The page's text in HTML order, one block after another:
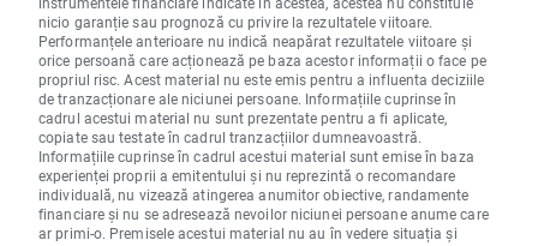
nicio garanție sau prognoză cu privire la rezultatele viitoare.
Performanțele anterioare nu indică neapărat rezultatele viitoare și
orice persoană care acționează pe baza acestor informații o face pe
propriul risc. Acest material nu este emis pentru a influenta deciziile
de tranzacționare ale niciunei persoane. Informațiile cuprinse în
cadrul acestui material nu sunt prezentate pentru a fi aplicate,
copiate sau testate în cadrul tranzacțiilor dumneavoastră.
Informațiile cuprinse în cadrul acestui material sunt emise în baza
experienței proprii a emitentului și nu reprezintă o recomandare
individuală, nu vizează atingerea anumitor obiective, randamente
financiare și nu se adresează nevoilor niciunei persoane anume care
ar primi-o. Premisele acestui material nu au în vedere situația și